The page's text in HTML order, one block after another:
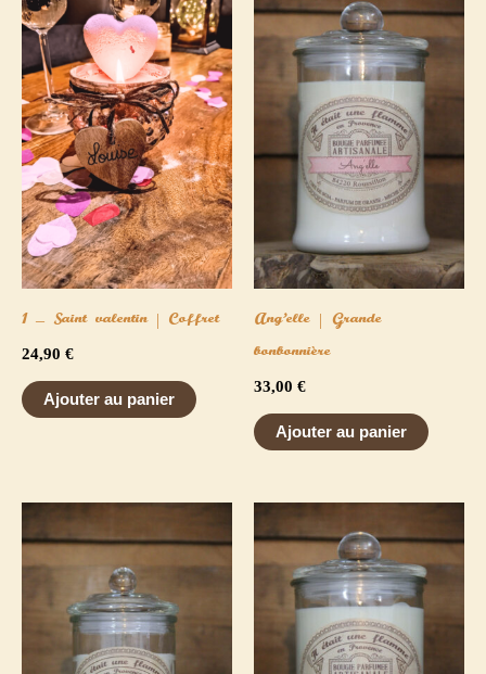
1 – Saint valentin | Coffret
24,90 €
Ajouter au panier
Ang’elle | Grande
bonbonnière
33,00 €
Ajouter au panier